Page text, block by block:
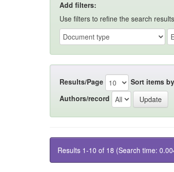
Add filters:
Use filters to refine the search
Results/Page Sort items by
Authors/record
Results 1-10 of 18 (Search time: